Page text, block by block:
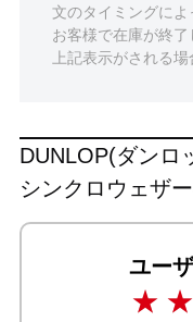
文のタイミングに
お客様で在庫が終
上記表示がされる
DUNLOP(ダンロ
シンクロウェザ
ユー